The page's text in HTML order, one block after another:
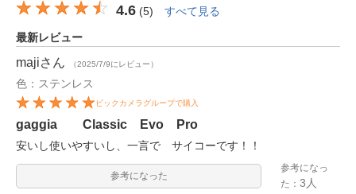
4.6 (5) すべて見る
最新レビュー
majiさん （2025/7/9にレビュー）
色：ステンレス
ビックカメラグループで購入
gaggia Classic Evo Pro
安いし使いやすいし、一言で サイコーです！！
参考になった
参考になっ
た：3人